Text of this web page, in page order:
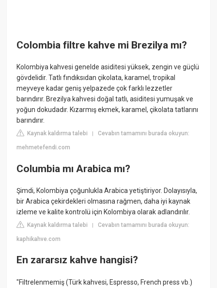
Colombia filtre kahve mi Brezilya mı?
Kolombiya kahvesi genelde asiditesi yüksek, zengin ve güçlü
gövdelidir. Tatlı fındıksıdan çikolata, karamel, tropikal
meyveye kadar geniş yelpazede çok farklı lezzetler
barındırır. Brezilya kahvesi doğal tatlı, asiditesi yumuşak ve
yoğun dokudadır. Kızarmış ekmek, karamel, çikolata tatlarını
barındırır.
Kaynak kaldırma talebi |Cevabın tamamını burada okuyun:
mehmetefendi.com
Columbia mı Arabica mı?
Şimdi, Kolombiya çoğunlukla Arabica yetiştiriyor. Dolayısıyla,
bir Arabica çekirdekleri olmasına rağmen, daha iyi kaynak
izleme ve kalite kontrolü için Kolombiya olarak adlandırılır.
Kaynak kaldırma talebi |Cevabın tamamını burada okuyun:
kaphikahve.com
En zararsız kahve hangisi?
"Filtrelenmemiş (Türk kahvesi, Espresso, French press vb.)